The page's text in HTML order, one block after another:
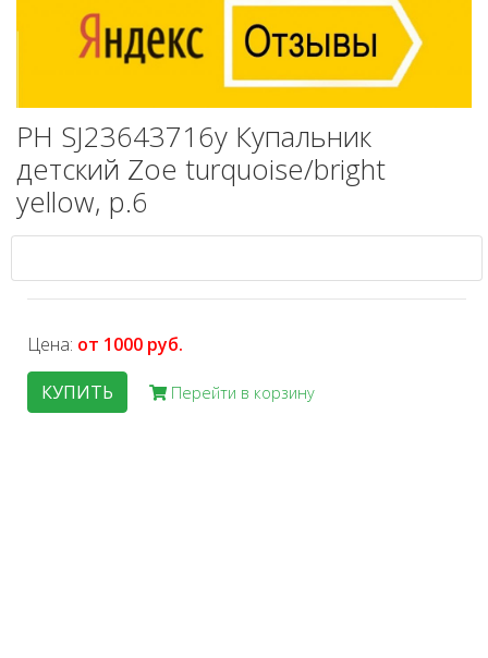
PH SJ23643716y Купальник
детский Zoe turquoise/bright
yellow, р.6
Цена: от 1000 руб.
КУПИТЬ
Перейти в корзину